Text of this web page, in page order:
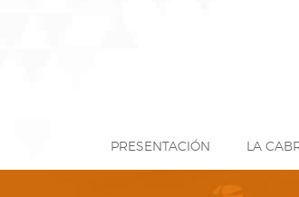
PRESENTACIÓN LA